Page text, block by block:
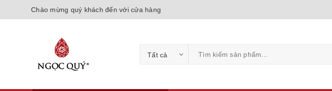
Chào mừng quý khách đến với cửa hàng
Tất cả